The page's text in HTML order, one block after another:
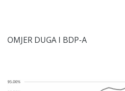
OMJER DUGA I BDP-A